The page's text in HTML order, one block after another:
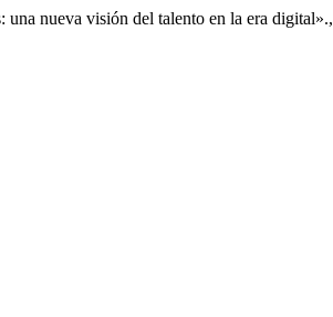
una nueva visión del talento en la era digital».,